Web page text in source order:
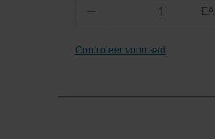
− EA
Controleer voorraad